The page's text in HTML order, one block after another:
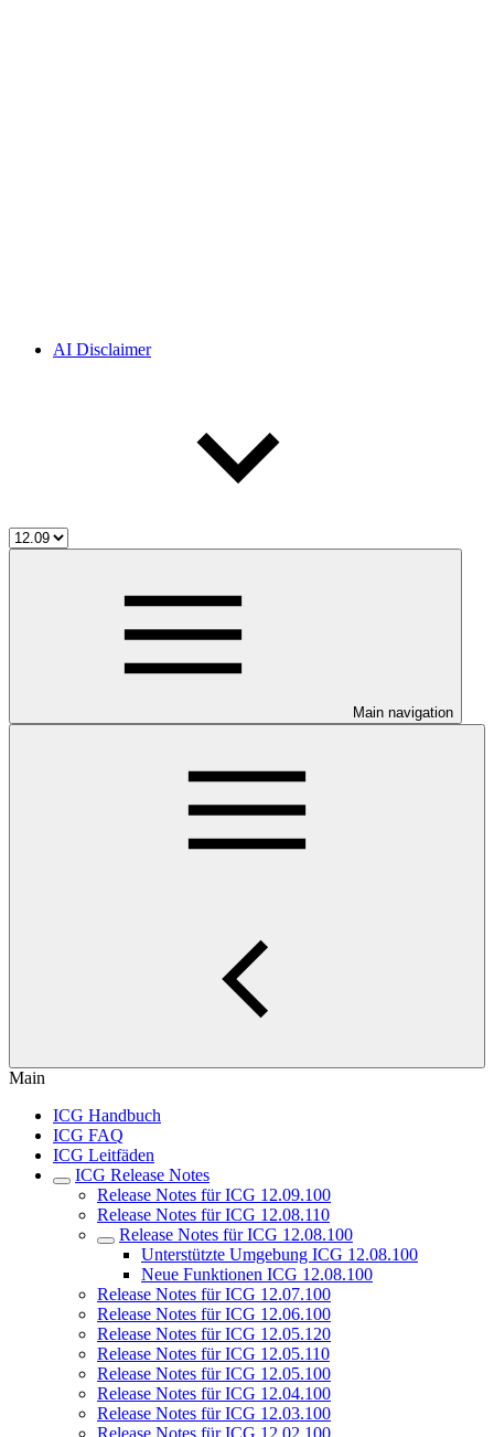
AI Disclaimer
Main navigation
Main
ICG Handbuch
ICG FAQ
ICG Leitfäden
ICG Release Notes
Release Notes für ICG 12.09.100
Release Notes für ICG 12.08.110
Release Notes für ICG 12.08.100
Unterstützte Umgebung ICG 12.08.100
Neue Funktionen ICG 12.08.100
Release Notes für ICG 12.07.100
Release Notes für ICG 12.06.100
Release Notes für ICG 12.05.120
Release Notes für ICG 12.05.110
Release Notes für ICG 12.05.100
Release Notes für ICG 12.04.100
Release Notes für ICG 12.03.100
Release Notes für ICG 12.02.100